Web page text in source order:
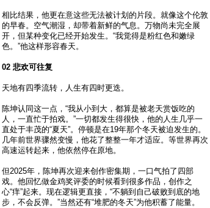
相比结果，他更在意这些无法被计划的片段。就像这个伦敦
的早春。空气潮湿，却带着新鲜的气息。万物尚未完全展
开，但某种变化已经开始发生。“我觉得是粉红色和嫩绿
色。”他这样形容春天。
02 悲欢可往复
天地有四季流转，人生有四时更迭。
陈坤认同这一点，“我从小到大，都算是被老天赏饭吃的
人，一直忙于拍戏。”一切都发生得很快，他的人生几乎一
直处于丰茂的“夏天”。停顿是在19年那个冬天被迫发生的。
几年前世界骤然变慢，他花了整整一年才适应。等世界再次
高速运转起来，他依然停在原地。
但2025年，陈坤再次迎来创作密集期，一口气拍了四部
戏。他回忆做金鸡奖评委的时候看到很多作品，创作之
心“痒”起来。现在逻辑更直接，“不躺到自己破败到底的地
步，不会反弹。”当然还有“堆肥的冬天”为他积蓄了能量。